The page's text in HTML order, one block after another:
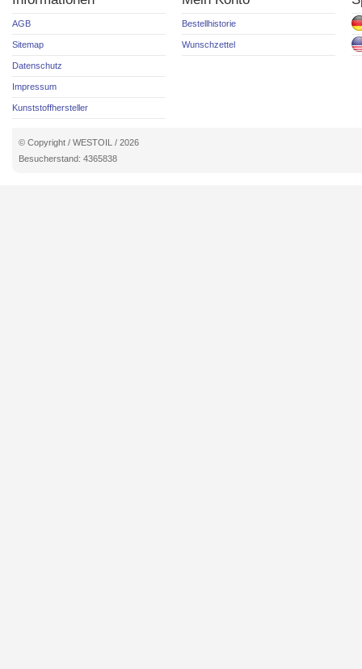
AGB
Sitemap
Datenschutz
Impressum
Kunststoffhersteller
Bestellhistorie
Wunschzettel
© Copyright / WESTOIL / 2026
Besucherstand: 4365838